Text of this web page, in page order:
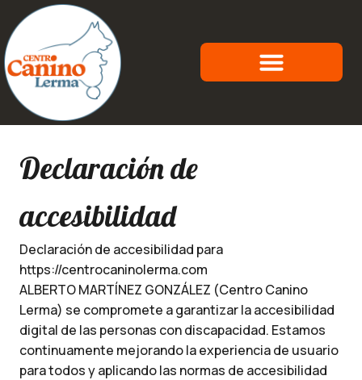
Declaración de
accesibilidad
Declaración de accesibilidad para
https://centrocaninolerma.com
ALBERTO MARTÍNEZ GONZÁLEZ (Centro Canino
Lerma) se compromete a garantizar la accesibilidad
digital de las personas con discapacidad. Estamos
continuamente mejorando la experiencia de usuario
para todos y aplicando las normas de accesibilidad